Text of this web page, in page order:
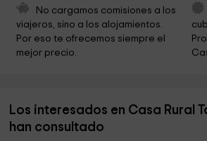
Iglesia de Cuevas de Ambrosio
Iglesia De Prados De Armijo
No cargamos comisiones a los
viajeros, sino a los alojamientos.
Por eso te ofrecemos siempre el
mejor precio.
Los interesados en Casa Rural
han consultado